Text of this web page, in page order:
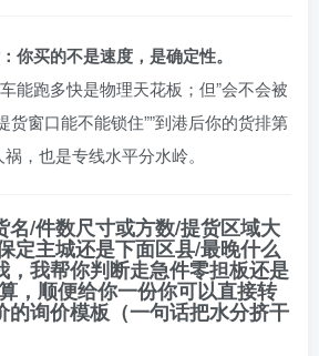
你买的不是速度，是确定性。
能跑多快是物理天花板；但”会不会被
货窗口能不能锁住””到港后你的货排第
，也是专线水平分水岭。
名/件数尺寸或方数/提货区域大
定主城还是下面区县/最晚什么
，我帮你判断走急件零担板还是
，顺便给你一份你可以直接转
的询价模板（一句话把水分挤干